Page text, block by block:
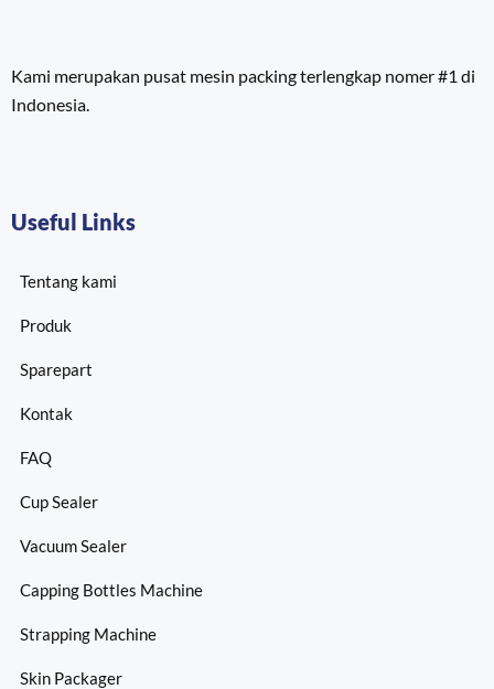
Kami merupakan pusat mesin packing terlengkap nomer #1 di
Indonesia.
Useful Links
Tentang kami
Produk
Sparepart
Kontak
FAQ
Cup Sealer
Vacuum Sealer
Capping Bottles Machine
Strapping Machine
Skin Packager